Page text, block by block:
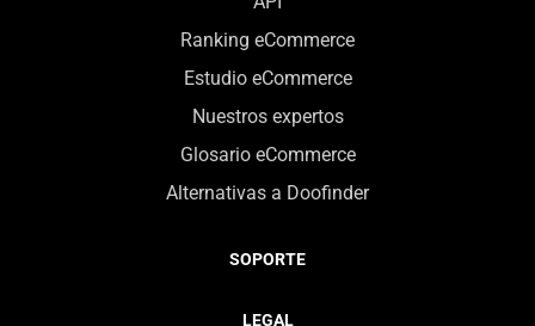
Ranking eCommerce
Estudio eCommerce
Nuestros expertos
Glosario eCommerce
Alternativas a Doofinder
SOPORTE
LEGAL